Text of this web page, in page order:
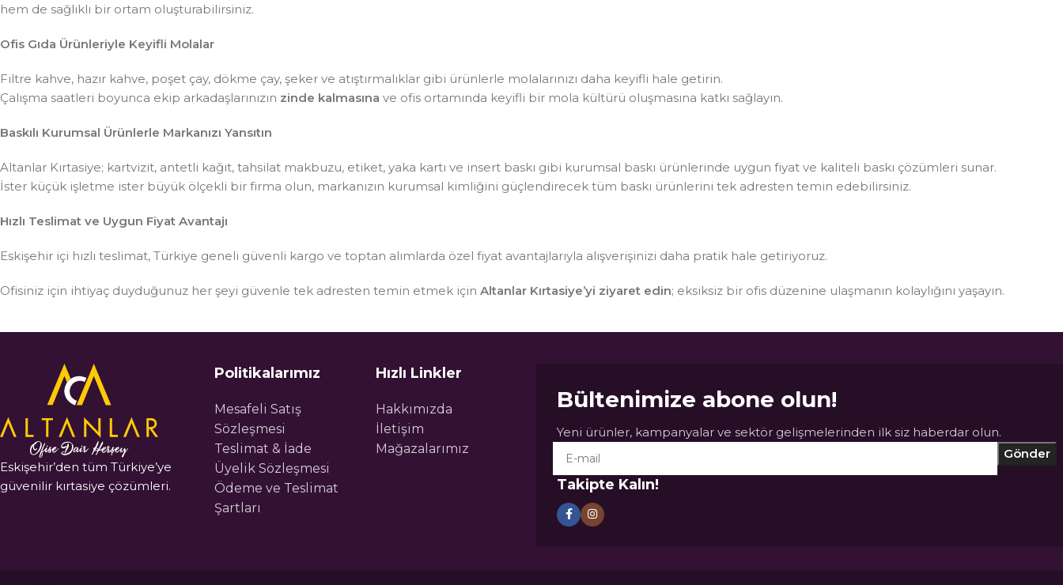
hem de sağlıklı bir ortam oluşturabilirsiniz.
Ofis Gıda Ürünleriyle Keyifli Molalar
Filtre kahve, hazır kahve, poşet çay, dökme çay, şeker ve atıştırmalıklar gibi ürünlerle molalarınızı daha keyifli hale getirin.
Çalışma saatleri boyunca ekip arkadaşlarınızın zinde kalmasına ve ofis ortamında keyifli bir mola kültürü oluşmasına katkı sağlayın.
Baskılı Kurumsal Ürünlerle Markanızı Yansıtın
Altanlar Kırtasiye; kartvizit, antetli kağıt, tahsilat makbuzu, etiket, yaka kartı ve insert baskı gibi kurumsal baskı ürünlerinde uygun fiyat ve kaliteli baskı çözümleri sunar.
İster küçük işletme ister büyük ölçekli bir firma olun, markanızın kurumsal kimliğini güçlendirecek tüm baskı ürünlerini tek adresten temin edebilirsiniz.
Hızlı Teslimat ve Uygun Fiyat Avantajı
Eskişehir içi hızlı teslimat, Türkiye geneli güvenli kargo ve toptan alımlarda özel fiyat avantajlarıyla alışverişinizi daha pratik hale getiriyoruz.
Ofisiniz için ihtiyaç duyduğunuz her şeyi güvenle tek adresten temin etmek için Altanlar Kırtasiye’yi ziyaret edin; eksiksiz bir ofis düzenine ulaşmanın kolaylığını yaşayın.
Eskişehir’den tüm Türkiye’ye
güvenilir kırtasiye çözümleri.
Politikalarımız
Mesafeli Satış
Sözleşmesi
Teslimat & İade
Üyelik Sözleşmesi
Ödeme ve Teslimat
Şartları
Hızlı Linkler
Hakkımızda
İletişim
Mağazalarımız
Bültenimize abone olun!
Yeni ürünler, kampanyalar ve sektör gelişmelerinden ilk siz haberdar olun.
Takipte Kalın!